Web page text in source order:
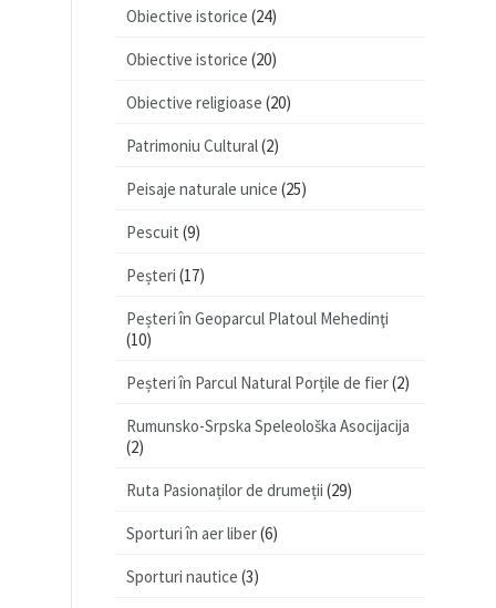
Obiective istorice (24)
Obiective istorice (20)
Obiective religioase (20)
Patrimoniu Cultural(2)
Peisaje naturale unice (25)
Pescuit (9)
Peșteri (17)
Peșteri în Geoparcul Platoul Mehedinţi
(10)
Peșteri în Parcul Natural Porțile de fier(2)
Rumunsko-Srpska Speleološka Asocijacija
(2)
Ruta Pasionaților de drumeții (29)
Sporturi în aer liber(6)
Sporturi nautice (3)